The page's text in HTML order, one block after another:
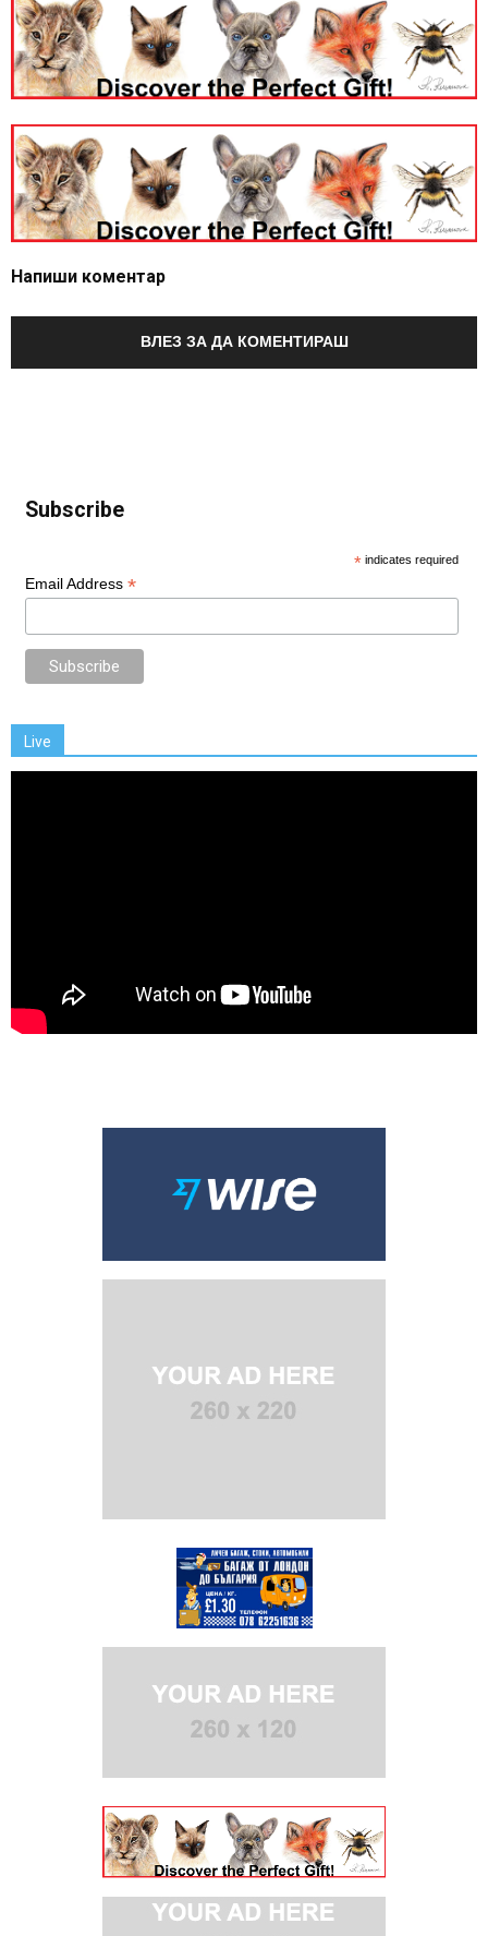
Напиши коментар
ВЛЕЗ ЗА ДА КОМЕНТИРАШ
Subscribe
* indicates required
Email Address *
Live